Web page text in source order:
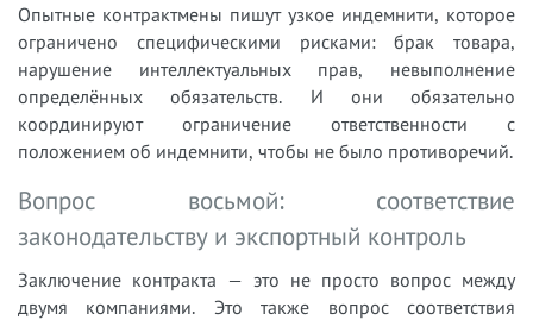
Опытные контрактмены пишут узкое индемнити, которое
ограничено специфическими рисками: брак товара,
нарушение интеллектуальных прав, невыполнение
определённых обязательств. И они обязательно
координируют ограничение ответственности с
положением об индемнити, чтобы не было противоречий.
Вопрос восьмой: соответствие
законодательству и экспортный контроль
Заключение контракта — это не просто вопрос между
двумя компаниями. Это также вопрос соответствия